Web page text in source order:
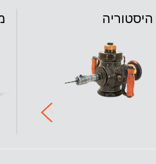
היסטוריה